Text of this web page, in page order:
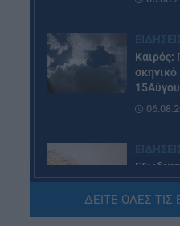
Καιρός:
σκηνικό
ΔΕΙΤΕ ΟΛΕΣ ΤΙΣ